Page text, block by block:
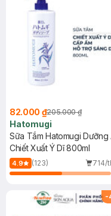
82.000 ₫205.000 ₫
Hatomugi
Sữa Tắm Hatomugi Dưỡng
Chiết Xuất Ý Dĩ 800ml
4.9 (123)
714/
-